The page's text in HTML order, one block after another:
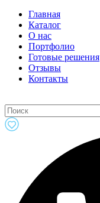
Главная
Каталог
О нас
Портфолио
Готовые решения
Отзывы
Контакты